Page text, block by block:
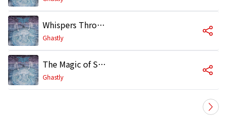
Whispers Through the Aether
Ghastly
The Magic of Severed Limbs
Ghastly